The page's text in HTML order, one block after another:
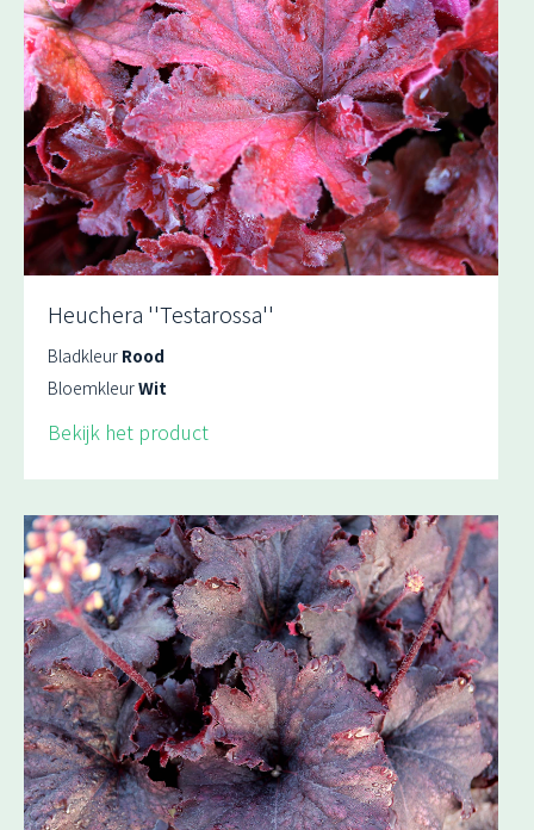
Heuchera ''Testarossa''
Bladkleur Rood
BloemkleurWit
Bekijk het product